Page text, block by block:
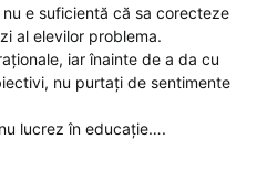
e suficientă că sa corecteze
al elevilor problema.
iar înainte de a da cu
nu purtați de sentimente
lucrez în educație….